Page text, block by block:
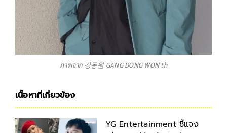
ภาพจาก 강동원 GANG DONG WON th
เนื้อหาที่เกี่ยวข้อง
YG Entertainment ชี้แจง